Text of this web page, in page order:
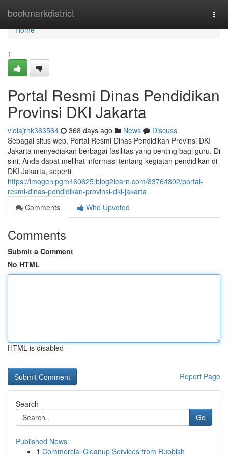
bookmarkdistrict
Home
Home
1
Portal Resmi Dinas Pendidikan
Provinsi DKI Jakarta
violajrhk363564 368 days ago News
Discuss
Sebagai situs web, Portal Resmi Dinas Pendidikan Provinsi DKI
Jakarta menyediakan berbagai fasilitas yang penting bagi guru. Di
sini, Anda dapat melihat informasi tentang kegiatan pendidikan di
DKI Jakarta, seperti
https://imogenlpgm460625.blog2learn.com/83764802/portal-
resmi-dinas-pendidikan-provinsi-dki-jakarta
Comments
Who Upvoted
Comments
Submit a Comment
No HTML
HTML is disabled
Report Page
Search
Go
Published News
1 Commercial Cleanup Services from Rubbish